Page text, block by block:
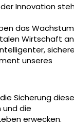
Innovation
das Wachstum
Wirtschaft
unseres
Sicherung
und die
erwecken.